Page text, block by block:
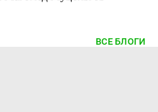
ВСЕ БЛОГИ